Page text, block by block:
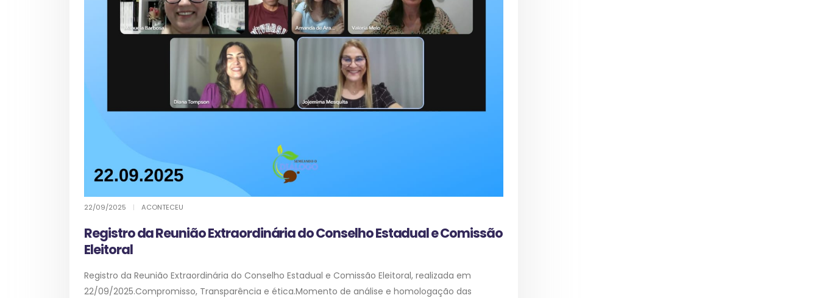
22/09/2025 | ACONTECEU
Registro da Reunião Extraordinária do Conselho Estadual e Comissão
Eleitoral
Registro da Reunião Extraordinária do Conselho Estadual e Comissão Eleitoral, realizada em
22/09/2025.Compromisso, Transparência e ética.Momento de análise e homologação das